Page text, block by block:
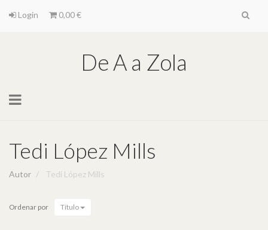
Login 0,00 €
De A a Zola
Toggle
Tedi López Mills
Autor Tedi López Mills
Ordenar por Título